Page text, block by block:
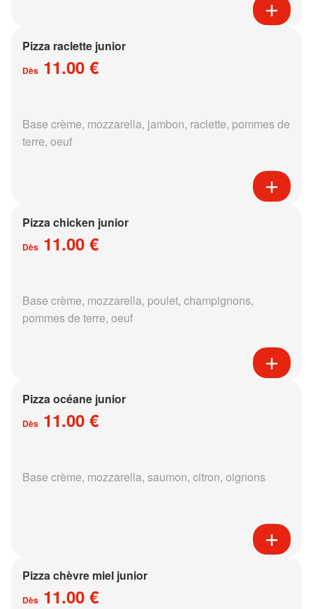
Pizza raclette junior
Dès 11.00 €
Base crème, mozzarella, jambon, raclette, pommes de
terre, oeuf
Pizza chicken junior
Dès 11.00 €
Base crème, mozzarella, poulet, champignons,
pommes de terre, oeuf
Pizza océane junior
Dès 11.00 €
Base crème, mozzarella, saumon, citron, oignons
Pizza chèvre miel junior
Dès 11.00 €